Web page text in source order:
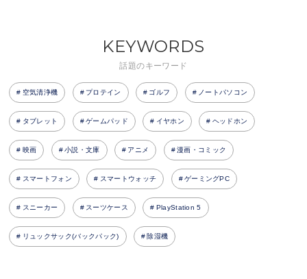
KEYWORDS
話題のキーワード
空気清浄機 プロテイン ゴルフ ノートパソコン
タブレット ゲームパッド イヤホン ヘッドホン
映画 小説・文庫 アニメ 漫画・コミック
スマートフォン スマートウォッチ ゲーミングPC
スニーカー スーツケース PlayStation 5
リュックサック(バックパック) 除湿機